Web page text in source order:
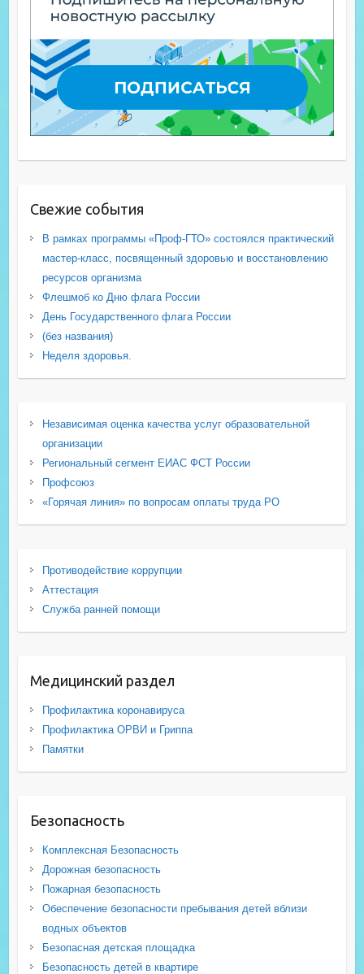
Свежие события
В рамках программы «Проф-ГТО» состоялся практический
мастер-класс, посвященный здоровью и восстановлению
ресурсов организма
Флешмоб ко Дню флага России
День Государственного флага России
(без названия)
Неделя здоровья.
Независимая оценка качества услуг образовательной
организации
Региональный сегмент ЕИАС ФСТ России
Профсоюз
«Горячая линия» по вопросам оплаты труда РО
Противодействие коррупции
Аттестация
Служба ранней помощи
Медицинский раздел
Профилактика коронавируса
Профилактика ОРВИ и Гриппа
Памятки
Безопасность
Комплексная Безопасность
Дорожная безопасность
Пожарная безопасность
Обеспечение безопасности пребывания детей вблизи
водных объектов
Безопасная детская площадка
Безопасность детей в квартире